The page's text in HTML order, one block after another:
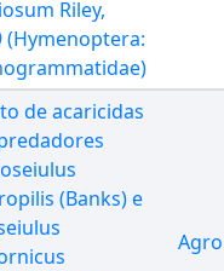
Riley,
(Hymenoptera:
de acaricidas
(Banks) e